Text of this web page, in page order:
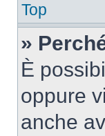
Top
»
È
oppure
anche